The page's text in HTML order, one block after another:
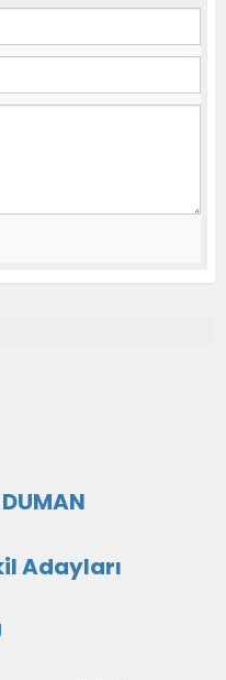
DUMAN
Adayları